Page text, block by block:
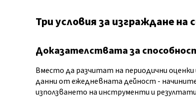
Три условия за изграждане
Доказателствата за
Вместо да разчитат на периодични
данни от ежедневната дейност -
използването на инструменти и